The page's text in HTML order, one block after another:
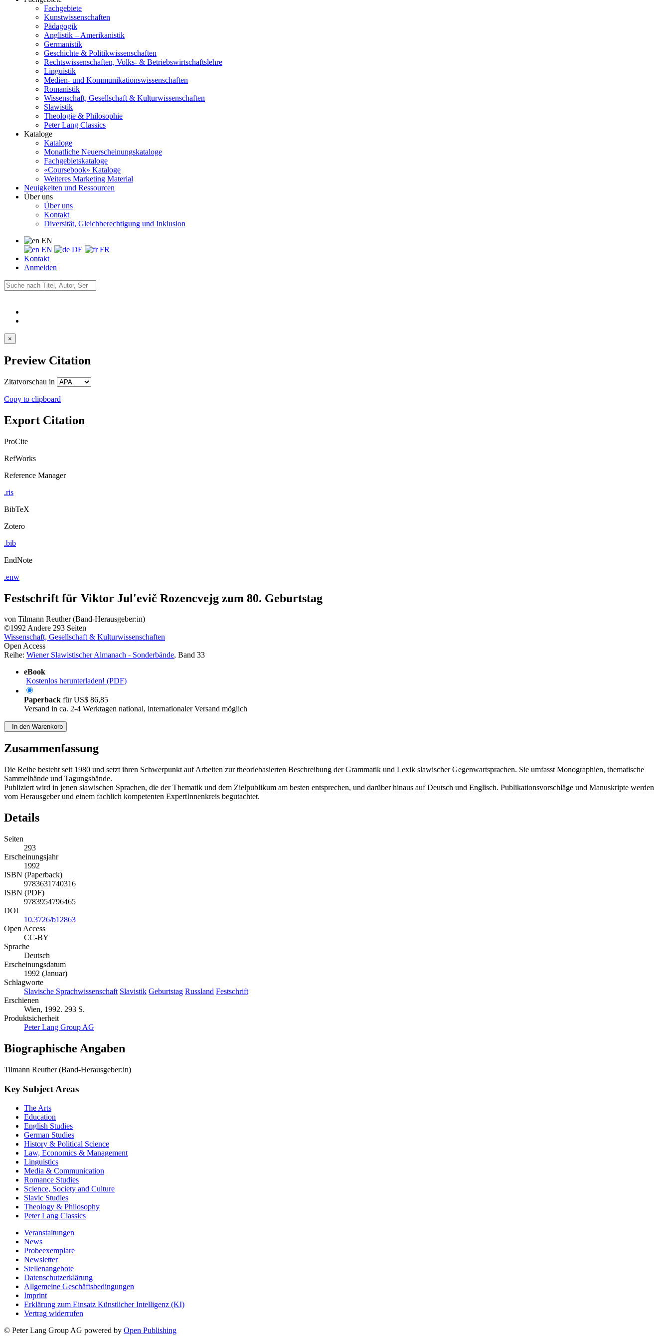
Fachgebiete
Kunstwissenschaften
Pädagogik
Anglistik – Amerikanistik
Germanistik
Geschichte & Politikwissenschaften
Rechtswissenschaften, Volks- & Betriebswirtschaftslehre
Linguistik
Medien- und Kommunikationswissenschaften
Romanistik
Wissenschaft, Gesellschaft & Kulturwissenschaften
Slawistik
Theologie & Philosophie
Peter Lang Classics
Kataloge
Kataloge
Monatliche Neuerscheinungskataloge
Fachgebietskataloge
«Coursebook» Kataloge
Weiteres Marketing Material
Neuigkeiten und Ressourcen
Über uns
Über uns
Kontakt
Diversität, Gleichberechtigung und Inklusion
EN
EN
DE
FR
Kontakt
Anmelden
×
Preview Citation
Zitatvorschau in
Copy to clipboard
Export Citation
ProCite
RefWorks
Reference Manager
.ris
BibTeX
Zotero
.bib
EndNote
.enw
Festschrift für Viktor Jul'evič Rozencvejg zum 80. Geburtstag
von Tilmann Reuther (Band-Herausgeber:in)
©1992Andere 293 Seiten
Wissenschaft, Gesellschaft & Kulturwissenschaften
Open Access
Reihe: Wiener Slawistischer Almanach - Sonderbände, Band 33
eBook
Kostenlos herunterladen! (PDF)
Paperback fürUS$ 86,85
Versand in ca. 2-4 Werktagen national, internationaler Versand möglich
In den Warenkorb
Zusammenfassung
Die Reihe besteht seit 1980 und setzt ihren Schwerpunkt auf Arbeiten zur theoriebasierten Beschreibung der Grammatik und Lexik slawischer Gegenwartsprachen. Sie umfasst Monographien, thematische
Sammelbände und Tagungsbände.
Publiziert wird in jenen slawischen Sprachen, die der Thematik und dem Zielpublikum am besten entsprechen, und darüber hinaus auf Deutsch und Englisch. Publikationsvorschläge und Manuskripte werden
vom Herausgeber und einem fachlich kompetenten ExpertInnenkreis begutachtet.
Details
Seiten
293
Erscheinungsjahr
1992
ISBN (Paperback)
9783631740316
ISBN (PDF)
9783954796465
DOI
10.3726/b12863
Open Access
CC-BY
Sprache
Deutsch
Erscheinungsdatum
1992 (Januar)
Schlagworte
Slavische Sprachwissenschaft Slavistik Geburtstag Russland Festschrift
Erschienen
Wien, 1992. 293 S.
Produktsicherheit
Peter Lang Group AG
Biographische Angaben
Tilmann Reuther (Band-Herausgeber:in)
Key Subject Areas
The Arts
Education
English Studies
German Studies
History & Political Science
Law, Economics & Management
Linguistics
Media & Communication
Romance Studies
Science, Society and Culture
Slavic Studies
Theology & Philosophy
Peter Lang Classics
Veranstaltungen
News
Probeexemplare
Newsletter
Stellenangebote
Datenschutzerklärung
Allgemeine Geschäftsbedingungen
Imprint
Erklärung zum Einsatz Künstlicher Intelligenz (KI)
Vertrag widerrufen
© Peter Lang Group AG powered by Open Publishing